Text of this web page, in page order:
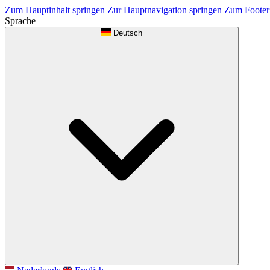
Zum Hauptinhalt springen Zur Hauptnavigation springen Zum
Sprache
Deutsch